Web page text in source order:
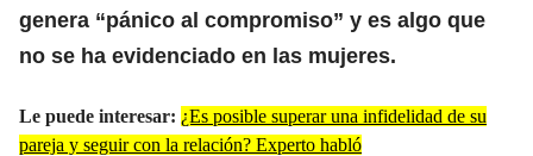
genera “pánico al compromiso” y es algo que
no se ha evidenciado en las mujeres.
Le puede interesar: ¿Es posible superar una infidelidad de su
pareja y seguir con la relación? Experto habló